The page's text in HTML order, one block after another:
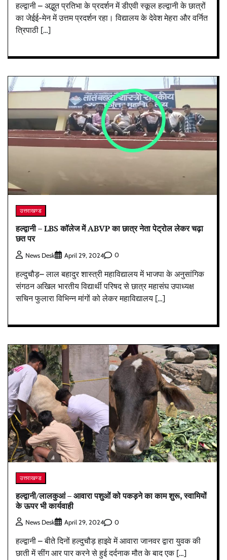
हल्द्वानी – अद्भुत प्रतिभा के प्रदर्शन में डीएवी स्कूल हल्द्वानी के छात्रों
का जेईई-मेन में उत्तम प्र‌‌‌दर्शन रहा। विद्यालय के देवेश मेहरा और वर्नित
त्रिपाठी […]
उत्तराखण्ड
हल्द्वानी – LBS कॉलेज में ABVP का छात्र नेता पेट्रोल लेकर चढ़ा
छत पर
News Desk April 29, 2024 0
हल्दुचौड़– लाल बहादुर शास्त्री महाविद्यालय में भाजपा के अनुसांगिक
संगठन अखिल भारतीय विद्यार्थी परिषद से छात्र महासंघ उपाध्यक्ष
सचिन फुलारा विभिन्न मांगों को लेकर महाविद्यालय […]
उत्तराखण्ड
हल्द्वानी/लालकुआं – आवारा पशुओं को पकड़ने का काम शुरू, स्वामियों
के ऊपर भी कार्यवाही
News Desk April 29, 2024 0
हल्द्वानी – बीते दिनों हल्दुचौड़ हाइवे में आवारा जानवर द्वारा युवक की
छाती में सींग आर पार करने से हुई दर्दनाक मौत के बाद एक […]